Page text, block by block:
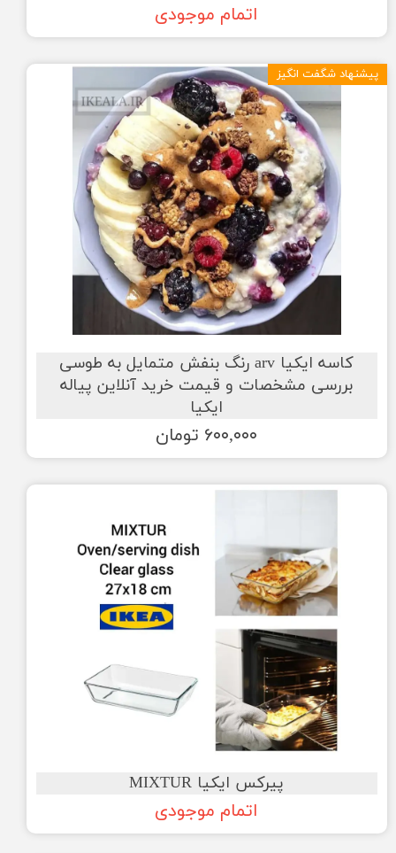
اتمام موجودی
کاسه ایکیا arv رنگ بنفش متمایل به طوسی
بررسی مشخصات و قیمت خرید آنلاین پیاله
ایکیا
۶۰۰,۰۰۰ تومان
پیشنهاد شگفت انگیز
پیرکس ایکیا MIXTUR
اتمام موجودی